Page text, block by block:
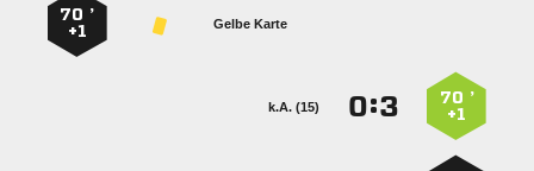
Gelbe Karte
70 ’
+1
70 ’
+1
:
k.A. (15)